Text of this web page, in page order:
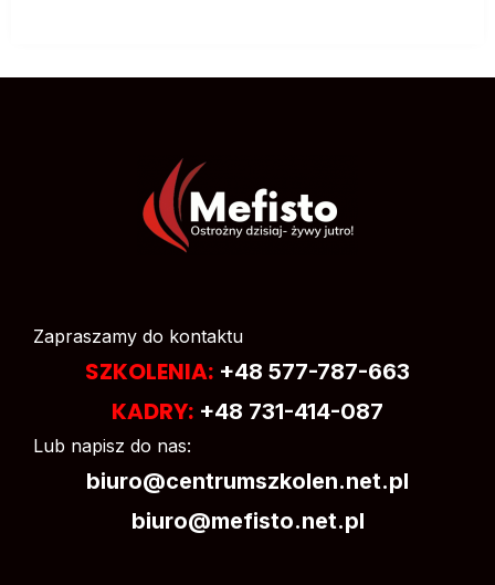
Zapraszamy do kontaktu
SZKOLENIA: +48 577-787-663
KADRY: +48 731-414-087
Lub napisz do nas:
biuro@centrumszkolen.net.pl
biuro@mefisto.net.pl